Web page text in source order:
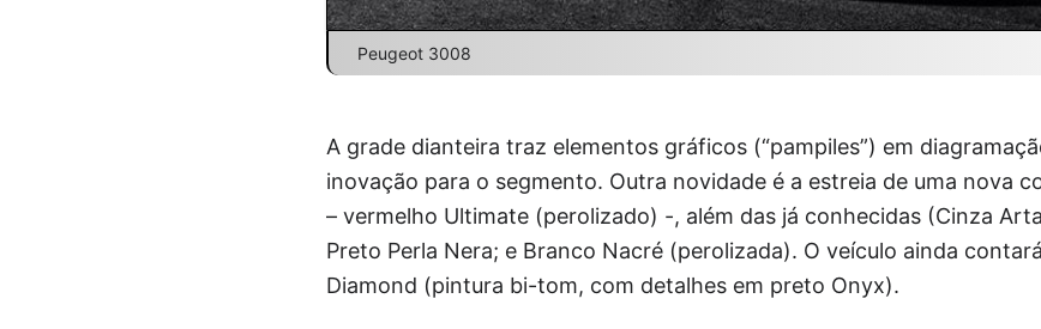
Peugeot 3008
A grade dianteira traz elementos gráficos (“pampiles”) em
inovação para o segmento. Outra novidade é a estreia de uma nova
– vermelho Ultimate (perolizado) -, além das já conhecidas (Cinza
Preto Perla Nera; e Branco Nacré (perolizada). O veículo ainda
Diamond (pintura bi-tom, com detalhes em preto Onyx).